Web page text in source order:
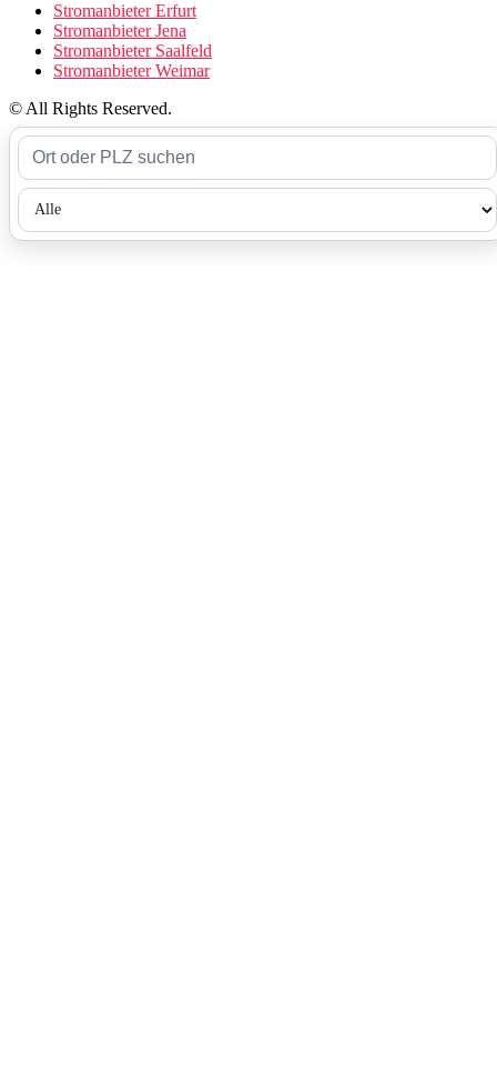
Stromanbieter Erfurt
Stromanbieter Jena
Stromanbieter Saalfeld
Stromanbieter Weimar
© All Rights Reserved.